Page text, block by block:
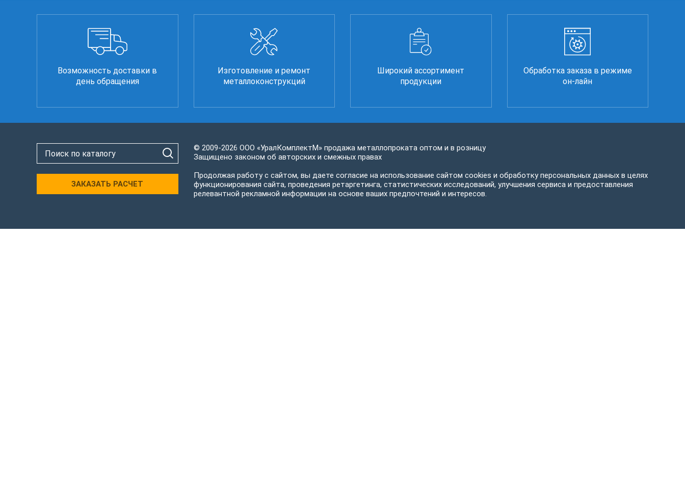
Возможность доставки в
день обращения
Изготовление и ремонт
металлоконструкций
Широкий ассортимент
продукции
Обработка заказа в режиме
он-лайн
ЗАКАЗАТЬ РАСЧЕТ
© 2009-2026 ООО «УралКомплектМ» продажа металлопроката оптом и в розницу
Защищено законом об авторских и смежных правах
Продолжая работу с сайтом, вы даете согласие на использование сайтом cookies и обработку персональных данных в целях
функционирования сайта, проведения ретаргетинга, статистических исследований, улучшения сервиса и предоставления
релевантной рекламной информации на основе ваших предпочтений и интересов.